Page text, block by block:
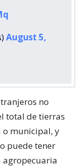
August 5,
no
total de tierras
o municipal, y
puede tener
agropecuaria